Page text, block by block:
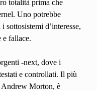
totalità prima che
Uno potrebbe
sottosistemi d’interesse,
e fallace.
-next, dove i
e controllati. Il più
Andrew Morton, è